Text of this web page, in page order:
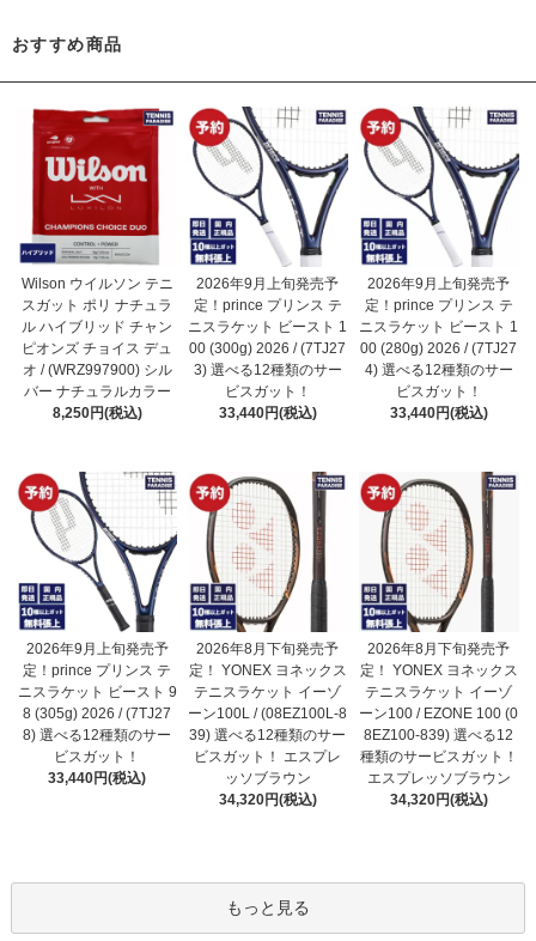
おすすめ商品
Wilson ウイルソン テニ
スガット ポリ ナチュラ
ル ハイブリッド チャン
ピオンズ チョイス デュ
オ / (WRZ997900) シル
バー ナチュラルカラー
8,250円(税込)
2026年9月上旬発売予
定！prince プリンス テ
ニスラケット ビースト 1
00 (300g) 2026 / (7TJ27
3) 選べる12種類のサー
ビスガット！
33,440円(税込)
2026年9月上旬発売予
定！prince プリンス テ
ニスラケット ビースト 1
00 (280g) 2026 / (7TJ27
4) 選べる12種類のサー
ビスガット！
33,440円(税込)
2026年9月上旬発売予
定！prince プリンス テ
ニスラケット ビースト 9
8 (305g) 2026 / (7TJ27
8) 選べる12種類のサー
ビスガット！
33,440円(税込)
2026年8月下旬発売予
定！ YONEX ヨネックス
テニスラケット イーゾ
ーン100L / (08EZ100L-8
39) 選べる12種類のサー
ビスガット！ エスプレ
ッソブラウン
34,320円(税込)
2026年8月下旬発売予
定！ YONEX ヨネックス
テニスラケット イーゾ
ーン100 / EZONE 100 (0
8EZ100-839) 選べる12
種類のサービスガット！
エスプレッソブラウン
34,320円(税込)
もっと見る